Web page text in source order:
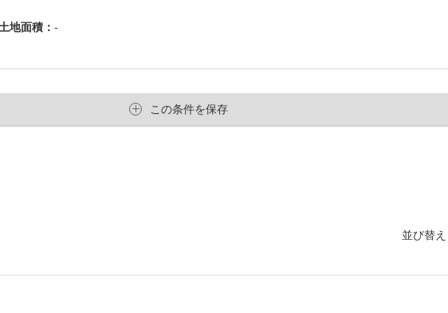
土地面積： -
この条件を保存
並び替え